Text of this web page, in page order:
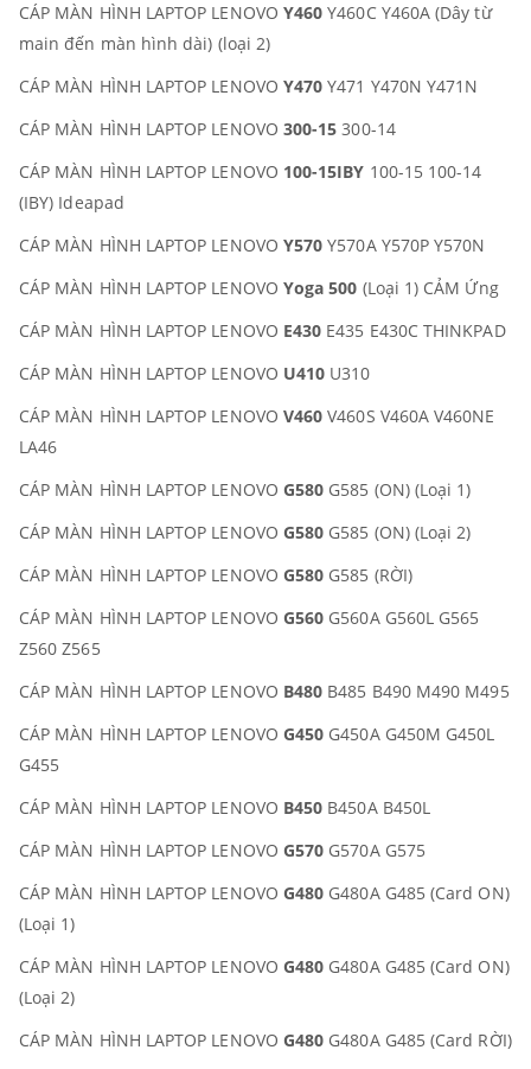
CÁP MÀN HÌNH LAPTOP LENOVO Y460 Y460C Y460A (Dây từ
main đến màn hình dài) (loại 2)
CÁP MÀN HÌNH LAPTOP LENOVO Y470 Y471 Y470N Y471N
CÁP MÀN HÌNH LAPTOP LENOVO 300-15 300-14
CÁP MÀN HÌNH LAPTOP LENOVO 100-15IBY 100-15 100-14
(IBY) Ideapad
CÁP MÀN HÌNH LAPTOP LENOVO Y570 Y570A Y570P Y570N
CÁP MÀN HÌNH LAPTOP LENOVO Yoga 500 (Loại 1) CẢM Ứng
CÁP MÀN HÌNH LAPTOP LENOVO E430 E435 E430C THINKPAD
CÁP MÀN HÌNH LAPTOP LENOVO U410 U310
CÁP MÀN HÌNH LAPTOP LENOVO V460 V460S V460A V460NE
LA46
CÁP MÀN HÌNH LAPTOP LENOVO G580 G585 (ON) (Loại 1)
CÁP MÀN HÌNH LAPTOP LENOVO G580 G585 (ON) (Loại 2)
CÁP MÀN HÌNH LAPTOP LENOVO G580 G585 (RỜI)
CÁP MÀN HÌNH LAPTOP LENOVO G560 G560A G560L G565
Z560 Z565
CÁP MÀN HÌNH LAPTOP LENOVO B480 B485 B490 M490 M495
CÁP MÀN HÌNH LAPTOP LENOVO G450 G450A G450M G450L
G455
CÁP MÀN HÌNH LAPTOP LENOVO B450 B450A B450L
CÁP MÀN HÌNH LAPTOP LENOVO G570 G570A G575
CÁP MÀN HÌNH LAPTOP LENOVO G480 G480A G485 (Card ON)
(Loại 1)
CÁP MÀN HÌNH LAPTOP LENOVO G480 G480A G485 (Card ON)
(Loại 2)
CÁP MÀN HÌNH LAPTOP LENOVO G480 G480A G485 (Card RỜI)